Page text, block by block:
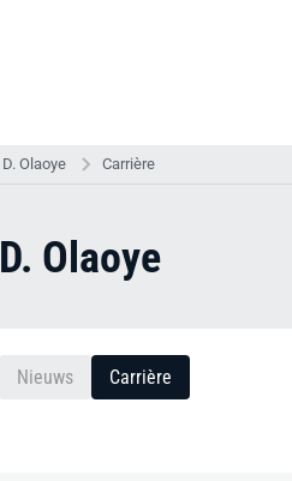
D. Olaoye Carrière
D. Olaoye
Nieuws Carrière